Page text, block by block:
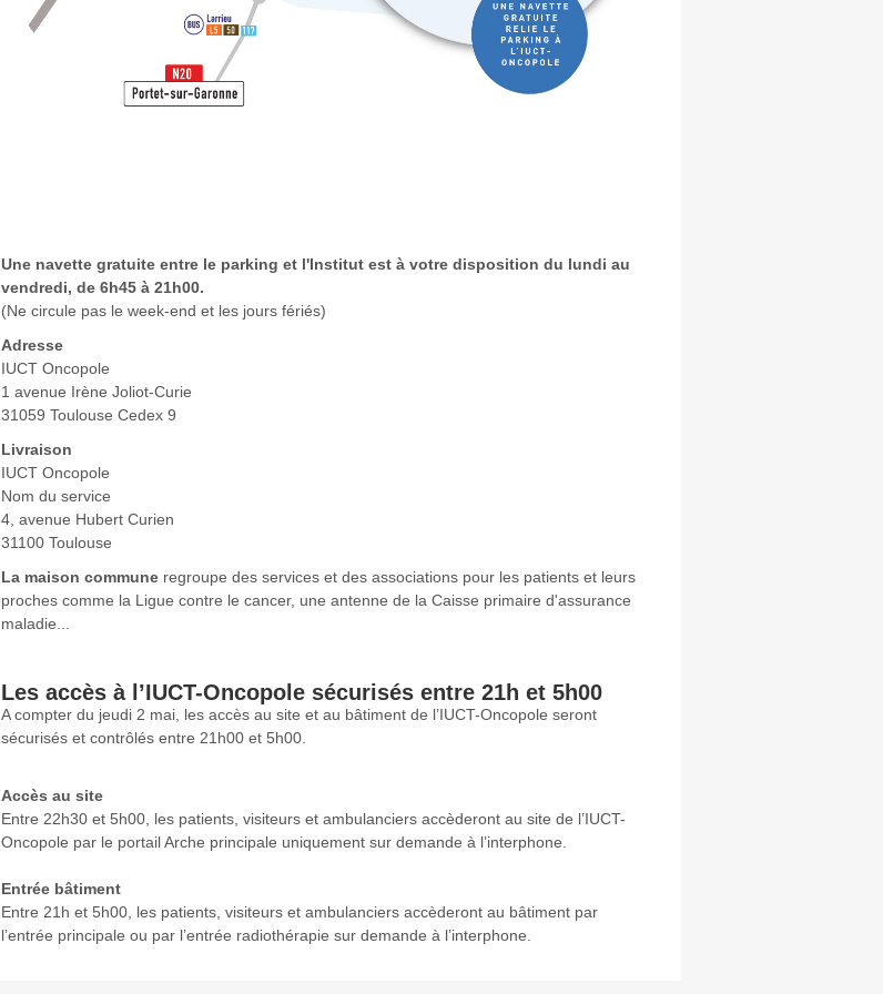
Une navette gratuite entre le parking et l'Institut est à votre disposition du lundi au
vendredi, de 6h45 à 21h00.
(Ne circule pas le week-end et les jours fériés)
Adresse
IUCT Oncopole
1 avenue Irène Joliot-Curie
31059 Toulouse Cedex 9
Livraison
IUCT Oncopole
Nom du service
4, avenue Hubert Curien
31100 Toulouse
La maison communeregroupe des services et des associations pour les patients et leurs
proches comme la Ligue contre le cancer, une antenne de la Caisse primaire d'assurance
maladie...
Les accès à l’IUCT-Oncopole sécurisés entre 21h et 5h00
A compter du jeudi 2 mai, les accès au site et au bâtiment de l’IUCT-Oncopole seront
sécurisés et contrôlés entre 21h00 et 5h00.
Accès au site
Entre 22h30 et 5h00, les patients, visiteurs et ambulanciers accèderont au site de l’IUCT-
Oncopole par le portail Arche principale uniquement sur demande à l’interphone.
Entrée bâtiment
Entre 21h et 5h00, les patients, visiteurs et ambulanciers accèderont au bâtiment par
l’entrée principale ou par l’entrée radiothérapie sur demande à l’interphone.